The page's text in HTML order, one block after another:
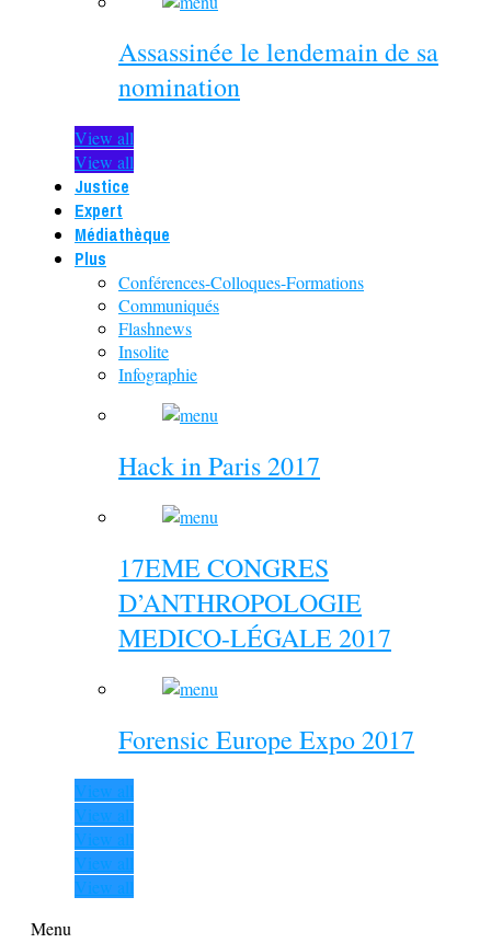
Assassinée le lendemain de sa
nomination
View all
View all
Justice
Expert
Médiathèque
Plus
Conférences-Colloques-Formations
Communiqués
Flashnews
Insolite
Infographie
Hack in Paris 2017
17EME CONGRES
D’ANTHROPOLOGIE
MEDICO-LÉGALE 2017
Forensic Europe Expo 2017
View all
View all
View all
View all
View all
Menu